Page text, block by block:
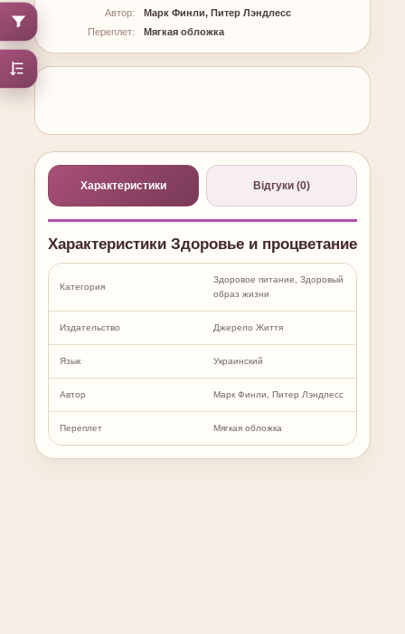
Автор:
Марк Финли, Питер Лэндлесс
Переплет:
Мягкая обложка
Характеристики Відгуки (0)
Характеристики Здоровье и процветание
Категория
Здоровое питание, Здоровый
образ жизни
Издательство Джерело Життя
Язык Украинский
Автор Марк Финли, Питер Лэндлесс
Переплет Мягкая обложка